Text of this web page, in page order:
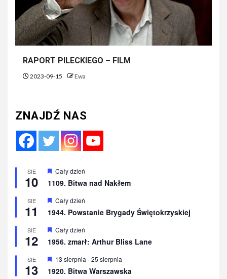
RAPORT PILECKIEGO – FILM
2023-09-15 Ewa
ZNAJDŹ NAS
SIE
10
Wyróżnione
Cały dzień
1109. Bitwa nad Nakłem
SIE
11
Wyróżnione
Cały dzień
1944. Powstanie Brygady Świętokrzyskiej
SIE
12
Wyróżnione
Cały dzień
1956. zmarł: Arthur Bliss Lane
SIE
13
Wyróżnione
13 sierpnia -25 sierpnia
1920. Bitwa Warszawska